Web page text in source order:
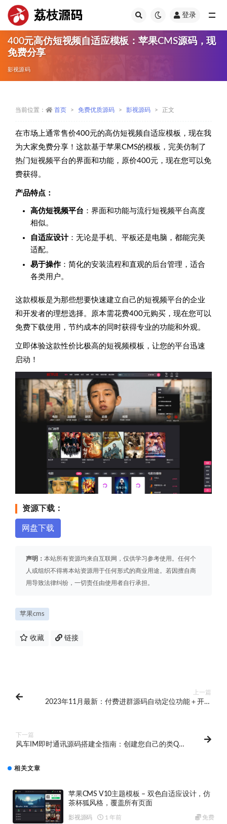
荔枝源码 登录
400元高仿短视频自适应模板：苹果CMS源码，现
免费分享
影视源码
当前位置： 首页 免费优质源码 影视源码 正文
在市场上通常售价400元的高仿短视频自适应模板，现在我
为大家免费分享！这款基于苹果CMS的模板，完美仿制了
热门短视频平台的界面和功能，原价400元，现在您可以免
费获得。
产品特点：
高仿短视频平台 ：界面和功能与流行短视频平台高度
相似。
自适应设计：无论是手机、平板还是电脑，都能完美
适配。
易于操作 ：简化的安装流程和直观的后台管理，适合
各类用户。
这款模板是为那些想要快速建立自己的短视频平台的企业
和开发者的理想选择。原本需花费400元购买，现在您可以
免费下载使用，节约成本的同时获得专业的功能和外观。
立即体验这款性价比极高的短视频模板，让您的平台迅速
启动！
资源下载：
网盘下载
声明： 本站所有资源均来自互联网，仅供学习参考使用。任何个
人或组织不得将本站资源用于任何形式的商业用途。若因擅自商
用导致法律纠纷，一切责任由使用者自行承担。
苹果cms
收藏 链接
上一篇
2023年11月最新：付费进群源码自动定位功能＋开源
下一篇
风车IM即时通讯源码搭建全指南：创建您自己的类QQ
相关文章
苹果CMS V10主题模板 – 双色自适应设计，仿
茶杯狐风格，覆盖所有页面
影视源码 1 年前 免费